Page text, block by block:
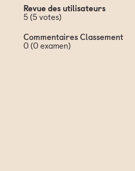
Revue des utilisateurs
5(5votes)
Commentaires Classement
0(0examen)